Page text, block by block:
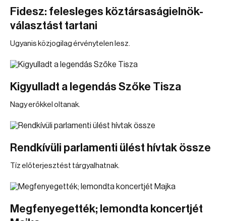
Fidesz: felesleges köztársaságielnök-
választást tartani
Ugyanis közjogilag érvénytelen lesz.
Kigyulladt a legendás Szőke Tisza
Nagy erőkkel oltanak.
Rendkívüli parlamenti ülést hívtak össze
Tíz előterjesztést tárgyalhatnak.
Megfenyegették; lemondta koncertjét